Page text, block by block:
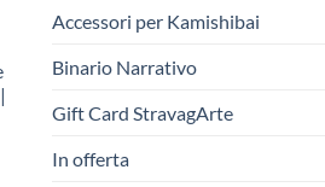
Accessori per Kamishibai
Binario Narrativo
Gift Card StravagArte
In offerta